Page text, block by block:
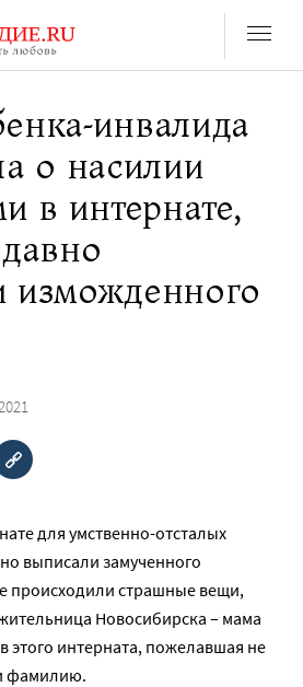
инвалида
о насилии
в интернате,
изможденного
для умственно-отсталых
выписали замученного
происходили страшные вещи,
Новосибирска – мама
этого интерната, пожелавшая не
фамилию.